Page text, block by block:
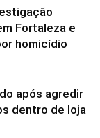
Fortaleza e
homicídio
após agredir
dentro de loja